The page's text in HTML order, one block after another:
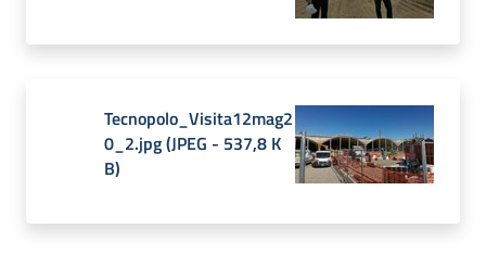
Tecnopolo_Visita12mag2
0_2.jpg(JPEG - 537,8 K
B)